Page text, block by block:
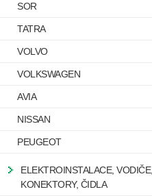
SOR
TATRA
VOLVO
VOLKSWAGEN
AVIA
NISSAN
PEUGEOT
ELEKTROINSTALACE, VODIČE,
KONEKTORY, ČIDLA